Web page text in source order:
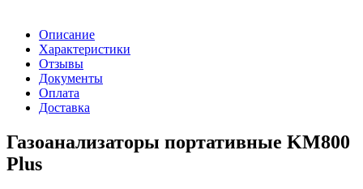
Описание
Характеристики
Отзывы
Документы
Оплата
Доставка
Газоанализаторы портативные KM800
Plus